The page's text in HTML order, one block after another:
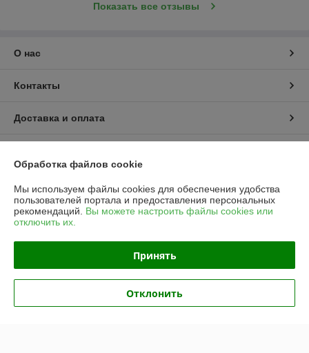
Показать все отзывы
О нас
Контакты
Доставка и оплата
Политика обработки cookies
Информация для покупателя
Обработка файлов cookie
Мы используем файлы cookies для обеспечения удобства
пользователей портала и предоставления персональных
рекомендаций. Вы можете настроить файлы cookies или
отключить их.
Принять
Отклонить